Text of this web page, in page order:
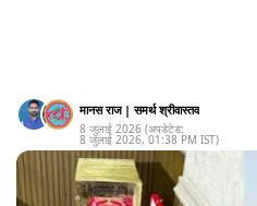
मानस राज | समर्थ श्रीवास्तव
8 जुलाई 2026 (अपडेटेड:
8 जुलाई 2026, 01:38 PM IST)